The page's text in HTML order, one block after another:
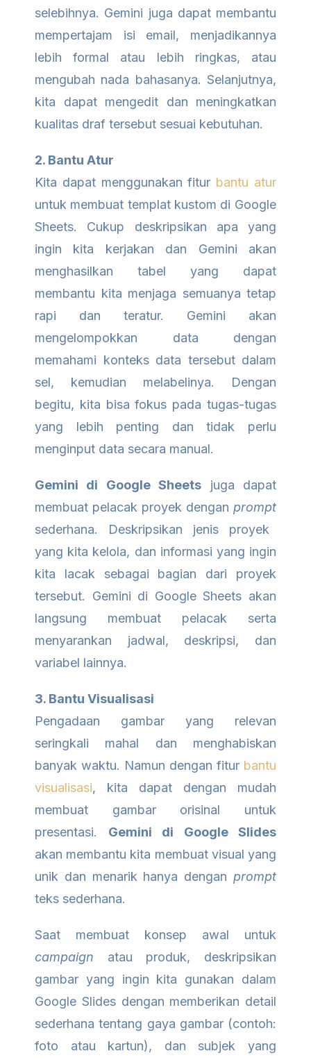
selebihnya. Gemini juga dapat membantu
mempertajam isi email, menjadikannya
lebih formal atau lebih ringkas, atau
mengubah nada bahasanya. Selanjutnya,
kita dapat mengedit dan meningkatkan
kualitas draf tersebut sesuai kebutuhan.
2. Bantu Atur
Kita dapat menggunakan fitur bantu atur
untuk membuat templat kustom di Google
Sheets. Cukup deskripsikan apa yang
ingin kita kerjakan dan Gemini akan
menghasilkan tabel yang dapat
membantu kita menjaga semuanya tetap
rapi dan teratur. Gemini akan
mengelompokkan data dengan
memahami konteks data tersebut dalam
sel, kemudian melabelinya. Dengan
begitu, kita bisa fokus pada tugas-tugas
yang lebih penting dan tidak perlu
menginput data secara manual.
Gemini di Google Sheets juga dapat
membuat pelacak proyek dengan prompt
sederhana. Deskripsikan jenis proyek
yang kita kelola, dan informasi yang ingin
kita lacak sebagai bagian dari proyek
tersebut. Gemini di Google Sheets akan
langsung membuat pelacak serta
menyarankan jadwal, deskripsi, dan
variabel lainnya.
3. Bantu Visualisasi
Pengadaan gambar yang relevan
seringkali mahal dan menghabiskan
banyak waktu. Namun dengan fitur bantu
visualisasi, kita dapat dengan mudah
membuat gambar orisinal untuk
presentasi. Gemini di Google Slides
akan membantu kita membuat visual yang
unik dan menarik hanya dengan prompt
teks sederhana.
Saat membuat konsep awal untuk
campaign atau produk, deskripsikan
gambar yang ingin kita gunakan dalam
Google Slides dengan memberikan detail
sederhana tentang gaya gambar (contoh:
foto atau kartun), dan subjek yang